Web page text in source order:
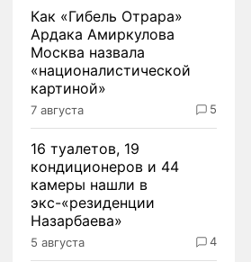
Как «Гибель Отрара»
Ардака Амиркулова
Москва назвала
«националистической
картиной»
7 августа 5
16 туалетов, 19
кондиционеров и 44
камеры нашли в
экс-«резиденции
Назарбаева»
5 августа 4